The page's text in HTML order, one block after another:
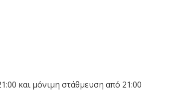
και μόνιμη στάθμευση από 21:00